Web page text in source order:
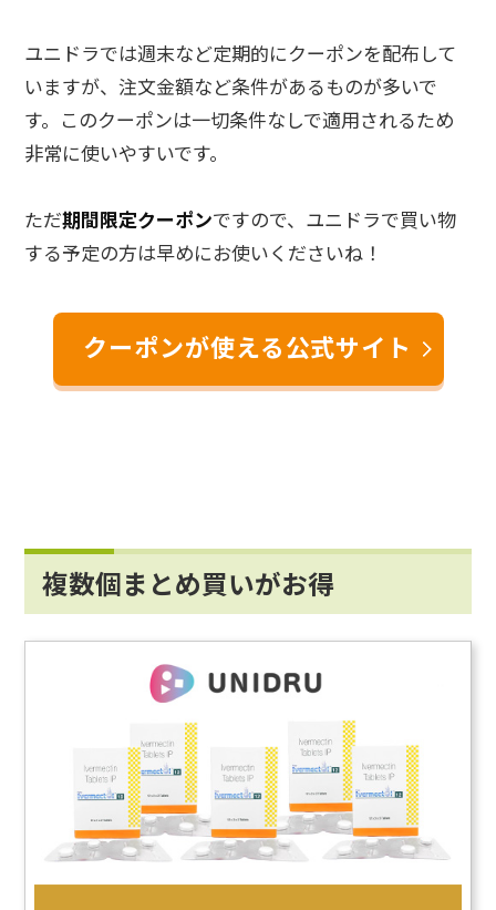
ユニドラでは週末など定期的にクーポンを配布して
いますが、注文金額など条件があるものが多いで
す。このクーポンは一切条件なしで適用されるため
非常に使いやすいです。
ただ期間限定クーポンですので、ユニドラで買い物
する予定の方は早めにお使いくださいね！
クーポンが使える公式サイト
複数個まとめ買いがお得